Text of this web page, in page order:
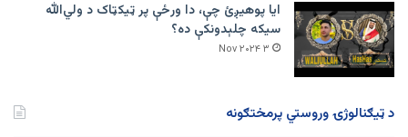
ایا پوهیږئ چې، دا ورځې پر ټيکټاک د ولي‌الله
سیکه چلېدونکې ده؟
۳ Nov ۲۰۲۴
د ټیګنالوژۍ وروستي پرمختګونه